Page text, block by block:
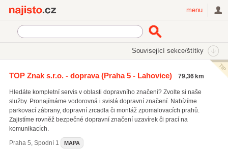
menu
Související sekce/štítky
Poštovní a doručovatelské služby (3328)
Logistické služby a skladování
(1137)
TOP Znak s.r.o. - doprava(Praha 5 - Lahovice) 79,36 km
Hledáte kompletní servis v oblasti dopravního značení? Zvolte si naše
služby. Pronajímáme vodorovná i svislá dopravní značení. Nabízíme
parkovací zábrany, dopravní zrcadla či montáž zpomalovacích prahů.
Zajistíme rovněž bezpečné dopravní značení uzavírek či prací na
komunikacích.
Praha 5, Spodní 1 MAPA